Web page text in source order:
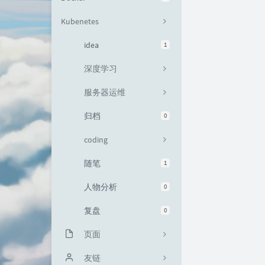
Kubenetes
1
idea
深度学习
服务器运维
0
归档
coding
1
随笔
0
人物分析
0
复盘
页面
关于我
友链